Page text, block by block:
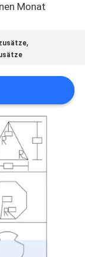
Monat
,